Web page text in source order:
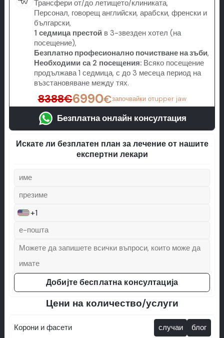
Трансфери от/до летището/клиниката,
Персонал, говорещ английски, арабски, френски и
български,
1 седмица престой в 3-звезден хотел (на
посещение),
Безплатно професионално почистване на зъби,
Необходими са 2 посещения: Всяко посещение
продължава 1 седмица, с до 3 месеца период на
възстановяване между тях.
8388€6990€започвайки отupper jaw
Безплатна онлайн консултация
Искате ли безплатен план за лечение от нашите
експертни лекари
+1
Добијте бесплатна консултација
Цени на количество/услуги
Корони и фасети случаи блог